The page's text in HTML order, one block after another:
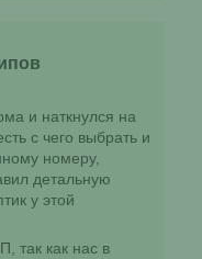
и наткнулся на
с чего выбрать и
номеру,
детальную
у этой
так как нас в